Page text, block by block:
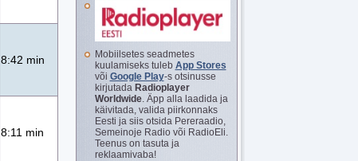
8:42 min
8:11 min
Mobiilsetes seadmetes
kuulamiseks tuleb App Stores
või Google Play-s otsinusse
kirjutada Radioplayer
Worldwide. Äpp alla laadida ja
käivitada, valida piirkonnaks
Eesti ja siis otsida Pereraadio,
Semeinoje Radio või RadioEli.
Teenus on tasuta ja
reklaamivaba!